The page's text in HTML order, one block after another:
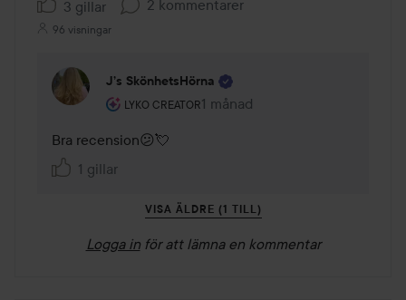
3 gillar 2 kommentarer
96 visningar
J’s SkönhetsHörna
LYKO CREATOR
Användarens roll: Lyko Creator.
1 månad
Kommentaren lades 1 månad
Bra recension😕💘
1 gillar
VISA ÄLDRE (1 TILL)
Logga in för att lämna en kommentar